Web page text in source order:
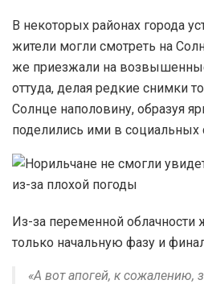
В некоторых районах города
жители могли смотреть на
же приезжали на
оттуда, делая редкие снимки
Солнце наполовину, образуя
поделились ими в социальных
Из-за переменной облачности
только начальную фазу и
«А вот апогей, к сожалению,